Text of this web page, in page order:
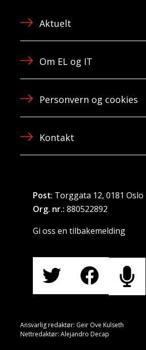
Aktuelt
Om EL og IT
Personvern og cookies
Kontakt
Post: Torggata 12, 0181 Oslo
Org. nr.: 880522892
Gi oss en tilbakemelding
Ansvarlig redaktør: Geir Ove Kulseth
Nettredaktør: Alejandro Decap